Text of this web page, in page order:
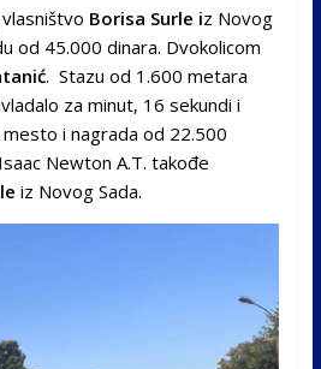
Borisa Surle iz Novog
od 45.000 dinara. Dvokolicom
. Stazu od 1.600 metara
za minut, 16 sekundi i
i nagrada od 22.500
Newton A.T. takođe
iz Novog Sada.